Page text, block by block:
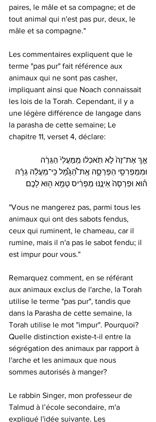
paires, le mâle et sa compagne; et de
tout animal qui n'est pas pur, deux, le
mâle et sa compagne."
Les commentaires expliquent que le
terme "pas pur" fait référence aux
animaux qui ne sont pas casher,
impliquant ainsi que Noach connaissait
les lois de la Torah. Cependant, il y a
une légère différence de langage dans
la parasha de cette semaine; Le
chapitre 11, verset 4, déclare:
אַ֤ךְ אֶת־זֶה֙ לֹ֣א תֹֽאכְל֔וּ מִֽמַּעֲלֵי֙ הַגֵּרָ֔ה
וּמִמַּפְרִסֵ֖י הַפַּרְסָ֑ה אֶֽת־הַ֠גָּמָ֠ל כִּֽי־מַעֲלֵ֨ה גֵרָ֜ה
ה֗וּא וּפַרְסָה֙ אֵינֶ֣נּוּ מַפְרִ֔יס טָמֵ֥א ה֖וּא לָכֶֽם׃
"Vous ne mangerez pas, parmi tous les
animaux qui ont des sabots fendus,
ceux qui ruminent, le chameau, car il
rumine, mais il n'a pas le sabot fendu; il
est impur pour vous."
Remarquez comment, en se référant
aux animaux exclus de l'arche, la Torah
utilise le terme "pas pur", tandis que
dans la Parasha de cette semaine, la
Torah utilise le mot "impur". Pourquoi?
Quelle distinction existe-t-il entre la
ségrégation des animaux par rapport à
l'arche et les animaux que nous
sommes autorisés à manger?
Le rabbin Singer, mon professeur de
Talmud à l’école secondaire, m'a
expliqué l'idée suivante. Les